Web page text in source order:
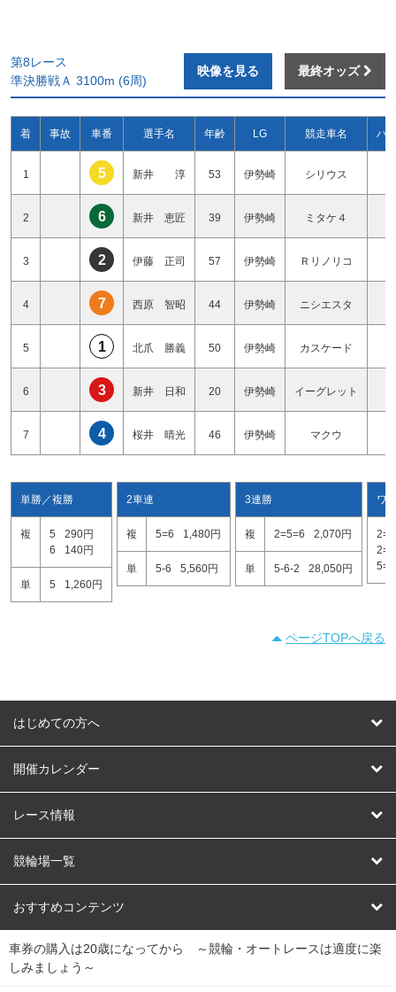
第8レース
準決勝戦Ａ 3100m (6周)
映像を見る 最終オッズ
着 事故 車番 選手名 年齢 LG 競走車名 ハ
1 5 新井 淳 53 伊勢崎 シリウス
2 6 新井 恵匠 39 伊勢崎 ミタケ４
3 2 伊藤 正司 57 伊勢崎 Ｒリノリコ
4 7 西原 智昭 44 伊勢崎 ニシエスタ
5 1 北爪 勝義 50 伊勢崎 カスケード
6 3 新井 日和 20 伊勢崎 イーグレット
7 4 桜井 晴光 46 伊勢崎 マクウ
単勝／複勝
複 5
290円
6
140円
単 5 1,260円
2車連
複 5=6 1,480円
単 5-6 5,560円
3連勝
複 2=5=6 2,070円
単 5-6-2 28,050円
ワ
2=5
2=6
5=6
ページTOPへ戻る
はじめての方へ
はじめての方へ
開催カレンダー
競輪
オートレース
競輪くじ
Dokanto!
レース情報
レース予想
レース結果
キャリーオーバー一覧
競輪場一覧
北日本 函館競輪場
関
東
弥彦競輪場 前橋競輪場 取手競輪場 宇都宮競輪場
おすすめコンテンツ
競輪選手情報
車券の購入は20歳になってから ～競輪・オートレースは適度に楽
しみましょう～